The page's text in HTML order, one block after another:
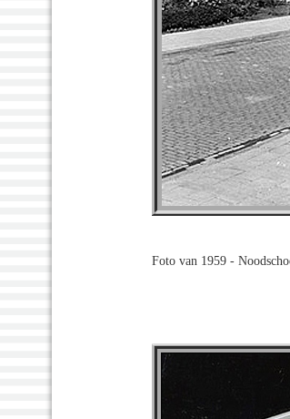
Foto van 1959 -